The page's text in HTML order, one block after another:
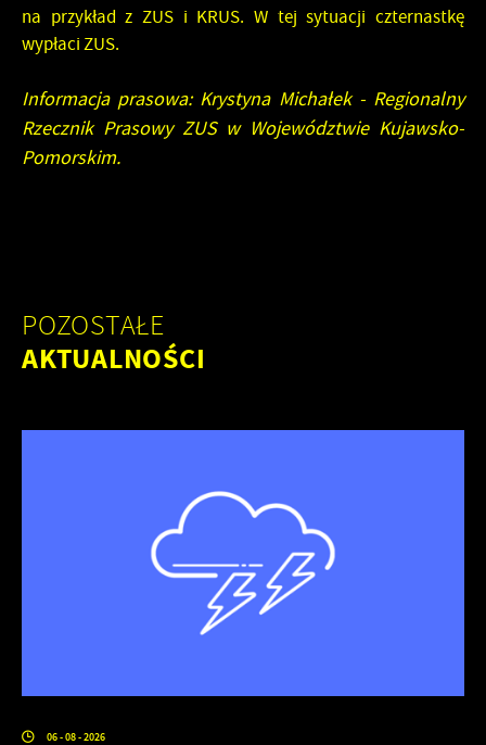
na przykład z ZUS i KRUS. W tej sytuacji czternastkę
wypłaci ZUS.
Informacja prasowa: Krystyna Michałek - Regionalny
Rzecznik Prasowy ZUS w Województwie Kujawsko-
Pomorskim.
POZOSTAŁE
AKTUALNOŚCI
06 - 08 - 2026